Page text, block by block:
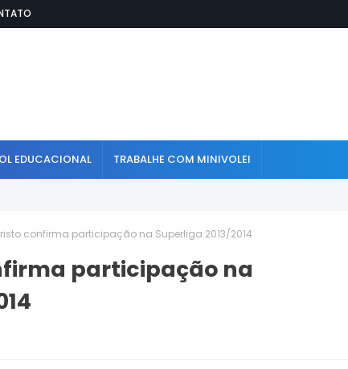
EDUCACIONAL TRABALHE COM MINIVOLEI
confirma participação na Superliga 2013/2014
participação na